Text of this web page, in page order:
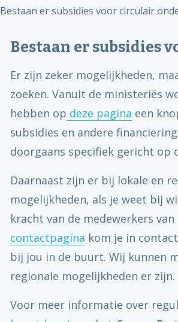
Bestaan er subsidies voor circulair
Bestaan er subsidies
Er zijn zeker mogelijkheden,
zoeken. Vanuit de ministeriës
hebben op deze pagina een
subsidies en andere
doorgaans specifiek gericht op
Daarnaast zijn er bij lokale en
mogelijkheden, als je weet bij
kracht van de medewerkers
contactpagina kom je in
bij jou in de buurt. Wij kunnen
regionale mogelijkheden er zijn.
Voor meer informatie over